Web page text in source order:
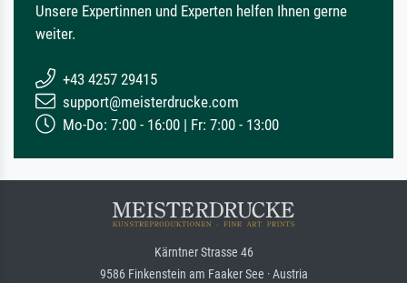
Unsere Expertinnen und Experten helfen Ihnen gerne
weiter.
+43 4257 29415
support@meisterdrucke.com
Mo-Do: 7:00 - 16:00 | Fr: 7:00 - 13:00
Kärntner Strasse 46
9586 Finkenstein am Faaker See · Austria